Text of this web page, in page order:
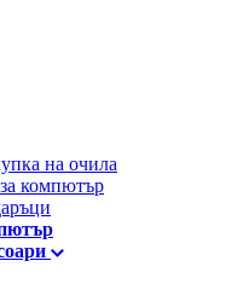
на очила
компютър